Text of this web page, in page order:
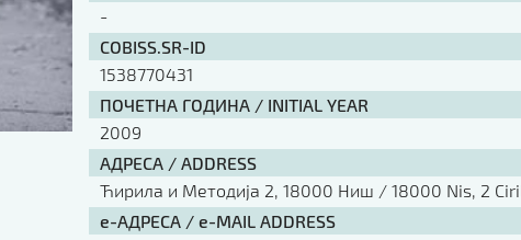
-
COBISS.SR-ID
1538770431
ПОЧЕТНА ГОДИНА / INITIAL YEAR
2009
АДРЕСА / ADDRESS
Ћирила и Методија 2, 18000 Ниш / 18000 Nis, 2
е-АДРЕСА / e-MAIL ADDRESS